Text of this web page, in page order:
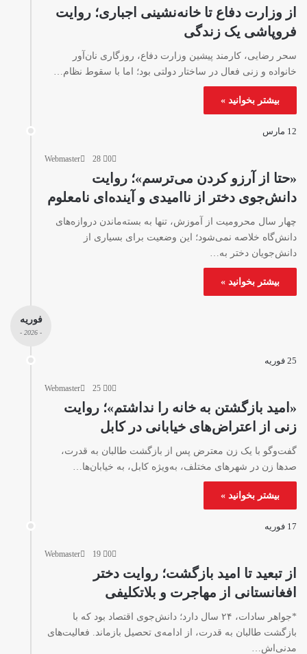
از وزارت دفاع تا خانه‌نشینی اجباری؛ روایت
فروپاشی یک زندگی
سحر رضایی، کارمند پیشین وزارت دفاع، روزگاری نان‌آور
خانواده و زنی فعال در ساختار دولتی بود؛ اما با سقوط نظام…
بیشتر بخوانید »
12 مارس
Webmaster 0
«حتا از آرزو کردن می‌ترسم»؛ روایت
دانش‌جوی دختر از ناامیدی و آینده‌ای نامعلوم
چهار سال محرومیت از آموزش، تنها به بسته‌ماندن دروازه‌های
دانش‌گاه خلاصه نمی‌شود؛ این وضعیت برای بسیاری از
دانش‌جویان دختر به…
بیشتر بخوانید »
فوریه
- 2026 -
25 فوریه
Webmaster 0
«امید بازگشتن به خانه را نداشتم»؛ روایت
زنی از اعتراض‌های خیابانی در کابل
گفت‌وگو با یک زن معترض پس از بازگشت طالبان به قدرت،
صد‌ها زن در شهرهای مختلف، به‌ویژه کابل، به خیابان‌ها…
بیشتر بخوانید »
17 فوریه
Webmaster 0
از تبعید تا امید بازگشت؛ روایت دختر
افغانستانی از مهاجرت و بلاتکلیفی
*جواهر سادات، ۲۴ سال دارد؛ دانش‌جوی اقتصاد بود که با
بازگشت طالبان به قدرت، از ادامه‌ی تحصیل بازماند. فعالیت‌های
مدنی‌اش…